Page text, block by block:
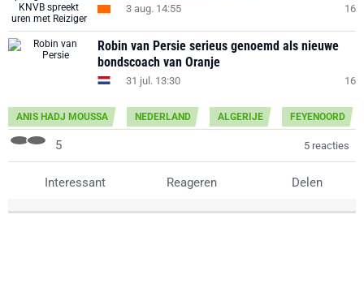
3 aug. 14:55 16
Robin van Persie serieus genoemd als nieuwe
bondscoach van Oranje
31 jul. 13:30 16
ANIS HADJ MOUSSA NEDERLAND ALGERIJE FEYENOORD
5 5 reacties
Interessant Reageren Delen